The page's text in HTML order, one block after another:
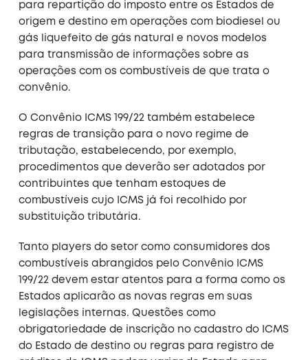
para repartição do imposto entre os Estados de
origem e destino em operações com biodiesel ou
gás liquefeito de gás natural e novos modelos
para transmissão de informações sobre as
operações com os combustíveis de que trata o
convênio.
O Convênio ICMS 199/22 também estabelece
regras de transição para o novo regime de
tributação, estabelecendo, por exemplo,
procedimentos que deverão ser adotados por
contribuintes que tenham estoques de
combustíveis cujo ICMS já foi recolhido por
substituição tributária.
Tanto players do setor como consumidores dos
combustíveis abrangidos pelo Convênio ICMS
199/22 devem estar atentos para a forma como os
Estados aplicarão as novas regras em suas
legislações internas. Questões como
obrigatoriedade de inscrição no cadastro do ICMS
do Estado de destino ou regras para registro de